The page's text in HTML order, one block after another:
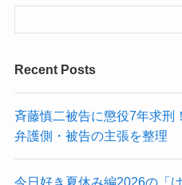
Recent Posts
斉藤慎二被告に懲役7年求刑
弁護側・被告の主張を整理
今日好き夏休み編2026の「